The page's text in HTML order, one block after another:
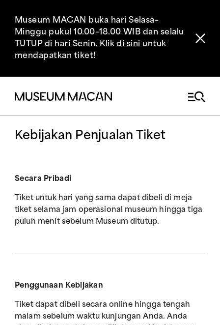
Museum MACAN buka hari Selasa–
Minggu pukul 10.00–18.00 WIB dan selalu
TUTUP di hari Senin. Klikdi sini untuk
mendapatkan tiket!
Kebijakan Penjualan Tiket
Secara Pribadi
Tiket untuk hari yang sama dapat dibeli di meja
tiket selama jam operasional museum hingga tiga
puluh menit sebelum Museum ditutup.
Penggunaan Kebijakan
Tiket dapat dibeli secara online hingga tengah
malam sebelum waktu kunjungan Anda. Anda